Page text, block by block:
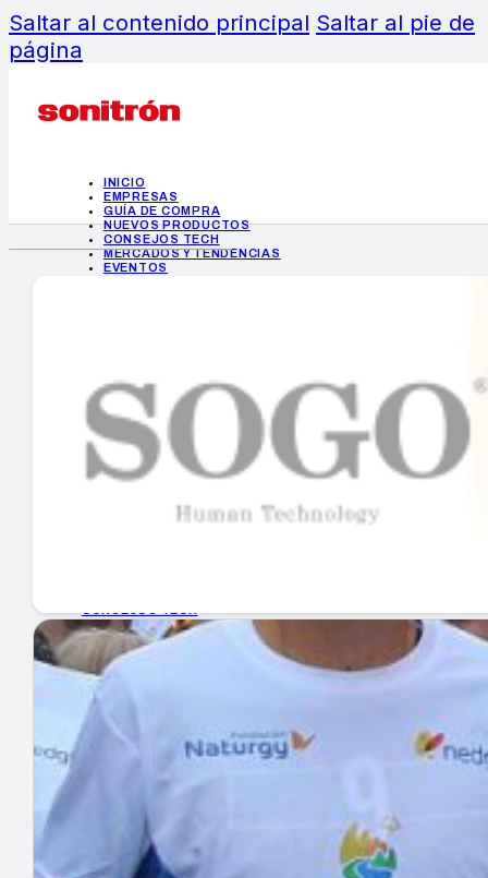
Saltar al contenido principal Saltar al pie de
página
INICIO
EMPRESAS
GUÍA DE COMPRA
NUEVOS PRODUCTOS
CONSEJOS TECH
MERCADOS Y TENDENCIAS
EVENTOS
INICIO
EMPRESAS
GUÍA DE COMPRA
MERCADOS Y TENDENCIAS
HEMEROTECA